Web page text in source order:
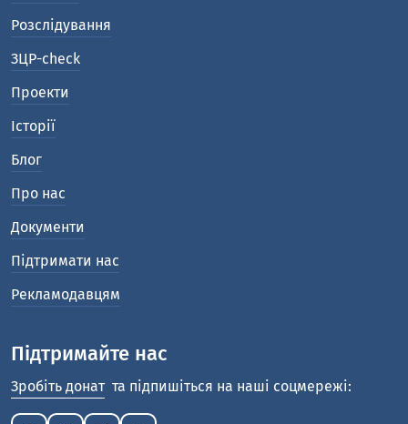
Розслідування
ЗЦР-check
Проекти
Історії
Блог
Про нас
Документи
Підтримати нас
Рекламодавцям
Підтримайте нас
Зробіть донат та підпишіться на наші соцмережі: